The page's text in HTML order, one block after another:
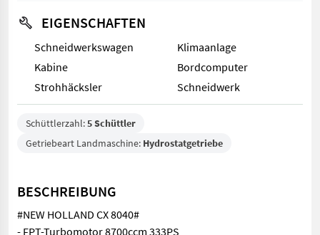
EIGENSCHAFTEN
Schneidwerkswagen
Klimaanlage
Kabine
Bordcomputer
Strohhäcksler
Schneidwerk
Schüttlerzahl:5 Schüttler
Getriebeart Landmaschine: Hydrostatgetriebe
BESCHREIBUNG
#NEW HOLLAND CX 8040#
- FPT-Turbomotor 8700ccm 333PS